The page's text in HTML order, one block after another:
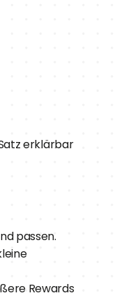
erklärbar
passen.
Rewards